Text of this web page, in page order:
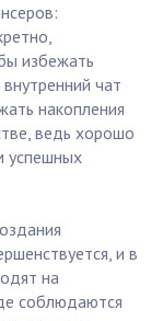
избежать
чат
накопления
ведь хорошо
успешных
и в
на
соблюдаются